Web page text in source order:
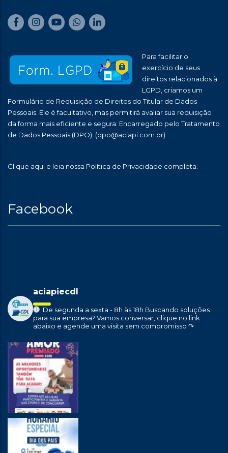
Para facilitar o
exercício de seus
direitos relacionados à
LGPD, criamos um
Formulário de Requisição de Direitos do Titular de Dados
Pessoais. Ele é facultativo, mas permitirá avaliar sua requisição
da forma mais eficiente e segura: Encarregado pelo Tratamento
de Dados Pessoais (DPO): (dpo@aciapi.com.br)
Clique aqui e leia nossa Política de Privacidade completa.
Facebook
aciapiecdl
De segunda a sexta - 8h às 18h Buscando soluções
para sua empresa? Vamos conversar, clique no link
abaixo e agende uma visita sem compromisso ↷